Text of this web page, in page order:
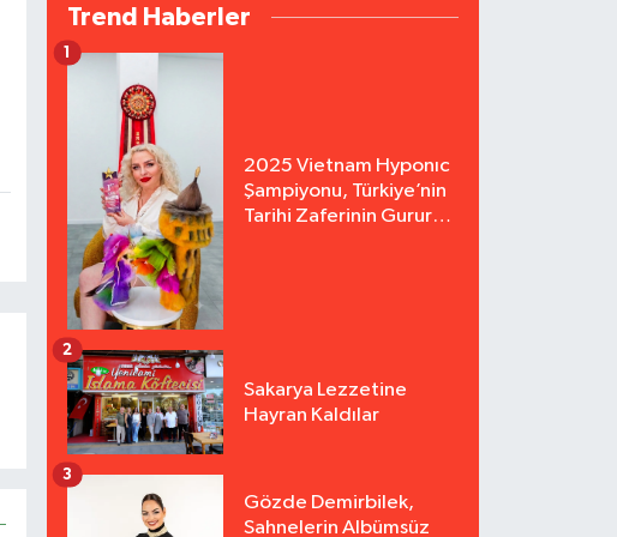
Trend Haberler
2025 Vietnam Hyponıc
Şampiyonu, Türkiye’nin
Tarihi Zaferinin Gururu
1
Sakarya Lezzetine
Hayran Kaldılar
2
Gözde Demirbilek,
Sahnelerin Albümsüz
3